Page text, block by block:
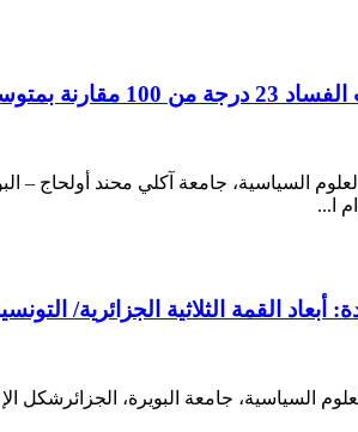
151 بين 180 دولة
السياسية، جامعة آكلي محند أولحاج –
ا...
القمة الثلاثية الجزائرية/
السياسية، جامعة البويرة، الجزائرشكل